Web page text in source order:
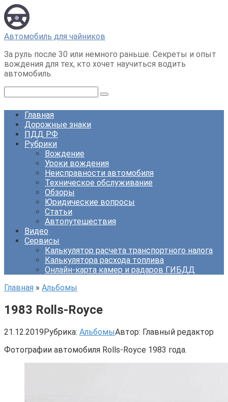
Перейти
к
контенту
Автомобиль для чайников
За руль после 30 или немного раньше. Секреты и опыт
вождения для тех, кто хочет научиться водить
автомобиль.
Главная
Дорожные знаки
ПДД РФ
Рубрики
Вождение
Уроки вождения
Неисправности автомобиля
Техническое обслуживание
Обзоры
Юридические вопросы
Статьи
Автопутешествия
Видео
Сервисы
Калькулятор расчета транспортного налога
Калькулятора расхода топлива
Онлайн-карта камер и радаров ГИБДД
Главная » Альбомы
1983 Rolls-Royce
21.12.2019Рубрика: АльбомыАвтор: Главный редактор
Фотографии автомобиля Rolls-Royce 1983 года.